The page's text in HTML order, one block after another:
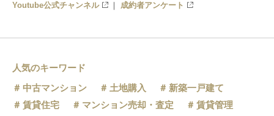
Youtube公式チャンネル
成約者アンケート
人気のキーワード
中古マンション
土地購入
新築一戸建て
賃貸住宅
マンション売却・査定
賃貸管理